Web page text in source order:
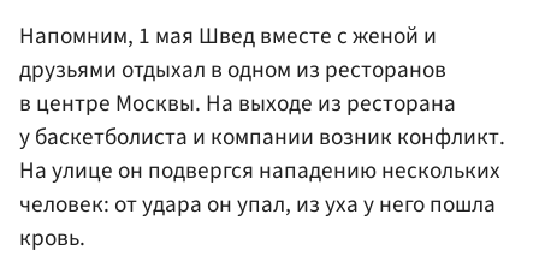
Напомним, 1 мая Швед вместе с женой и
друзьями отдыхал в одном из ресторанов
в центре Москвы. На выходе из ресторана
у баскетболиста и компании возник конфликт.
На улице он подвергся нападению нескольких
человек: от удара он упал, из уха у него пошла
кровь.